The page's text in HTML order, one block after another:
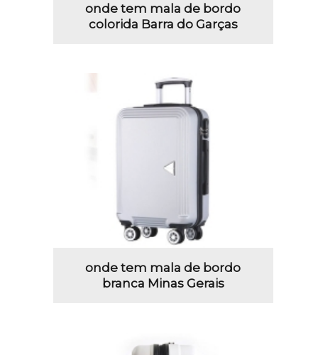
onde tem mala de bordo
colorida Barra do Garças
onde tem mala de bordo
branca Minas Gerais